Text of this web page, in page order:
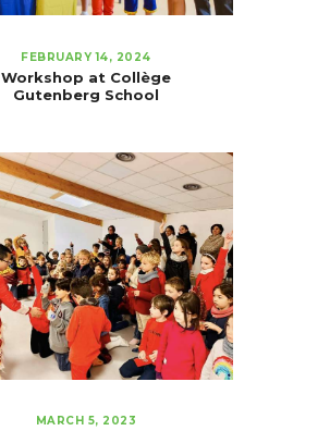
FEBRUARY 14, 2024
Workshop at Collège
Gutenberg School
MARCH 5, 2023